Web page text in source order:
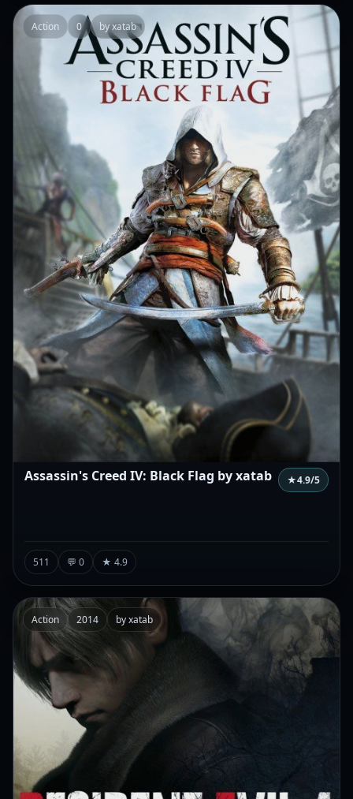
Action 0 by xatab
Assassin's Creed IV: Black Flag by xatab ★4.9/5
511 💬 0 ★ 4.9
Action 2014 by xatab